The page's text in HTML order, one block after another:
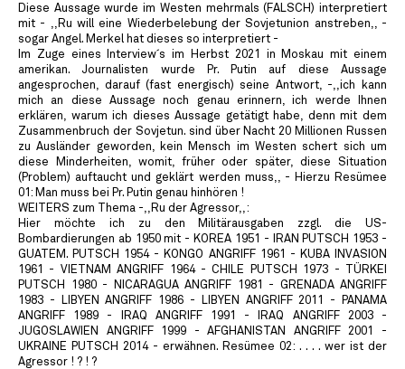
Diese Aussage wurde im Westen mehrmals (FALSCH) interpretiert
mit - ,,Ru will eine Wiederbelebung der Sovjetunion anstreben,, -
sogar Angel. Merkel hat dieses so interpretiert -
Im Zuge eines Interview´s im Herbst 2021 in Moskau mit einem
amerikan. Journalisten wurde Pr. Putin auf diese Aussage
angesprochen, darauf (fast energisch) seine Antwort, -,,ich kann
mich an diese Aussage noch genau erinnern, ich werde Ihnen
erklären, warum ich dieses Aussage getätigt habe, denn mit dem
Zusammenbruch der Sovjetun. sind über Nacht 20 Millionen Russen
zu Ausländer geworden, kein Mensch im Westen schert sich um
diese Minderheiten, womit, früher oder später, diese Situation
(Problem) auftaucht und geklärt werden muss,, - Hierzu Resümee
01: Man muss bei Pr. Putin genau hinhören !
WEITERS zum Thema -,,Ru der Agressor,,:
Hier möchte ich zu den Militärausgaben zzgl. die US-
Bombardierungen ab 1950 mit - KOREA 1951 - IRAN PUTSCH 1953 -
GUATEM. PUTSCH 1954 - KONGO ANGRIFF 1961 - KUBA INVASION
1961 - VIETNAM ANGRIFF 1964 - CHILE PUTSCH 1973 - TÜRKEI
PUTSCH 1980 - NICARAGUA ANGRIFF 1981 - GRENADA ANGRIFF
1983 - LIBYEN ANGRIFF 1986 - LIBYEN ANGRIFF 2011 - PANAMA
ANGRIFF 1989 - IRAQ ANGRIFF 1991 - IRAQ ANGRIFF 2003 -
JUGOSLAWIEN ANGRIFF 1999 - AFGHANISTAN ANGRIFF 2001 -
UKRAINE PUTSCH 2014 - erwähnen. Resümee 02: . . . . wer ist der
Agressor ! ? ! ?